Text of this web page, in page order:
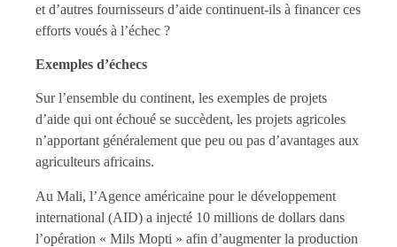
et d’autres fournisseurs d’aide continuent-ils à financer ces
efforts voués à l’échec ?
Exemples d’échecs
Sur l’ensemble du continent, les exemples de projets
d’aide qui ont échoué se succèdent, les projets agricoles
n’apportant généralement que peu ou pas d’avantages aux
agriculteurs africains.
Au Mali, l’Agence américaine pour le développement
international (AID) a injecté 10 millions de dollars dans
l’opération « Mils Mopti » afin d’augmenter la production